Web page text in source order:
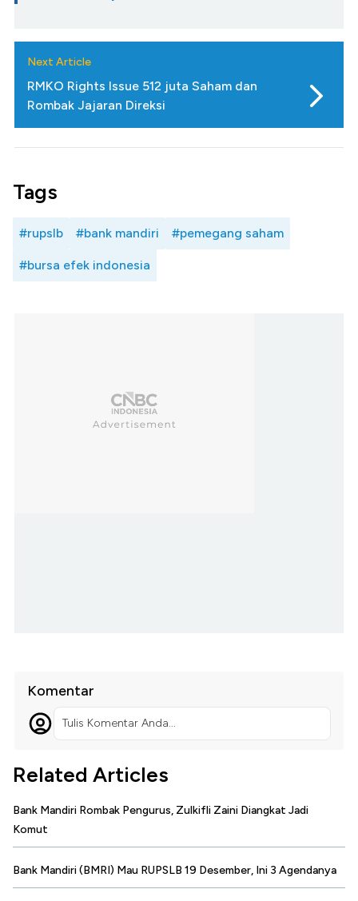
Next Article
RMKO Rights Issue 512 juta Saham dan
Rombak Jajaran Direksi
Tags
#rupslb #bank mandiri #pemegang saham
#bursa efek indonesia
Komentar
Tulis Komentar Anda...
Related Articles
Bank Mandiri Rombak Pengurus, Zulkifli Zaini Diangkat Jadi
Komut
Bank Mandiri (BMRI) Mau RUPSLB 19 Desember, Ini 3 Agendanya